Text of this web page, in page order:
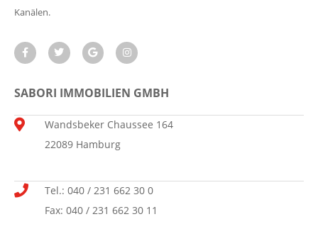
Kanälen.
SABORI IMMOBILIEN GMBH
Wandsbeker Chaussee 164
22089 Hamburg
Tel.: 040 / 231 662 30 0
Fax: 040 / 231 662 30 11